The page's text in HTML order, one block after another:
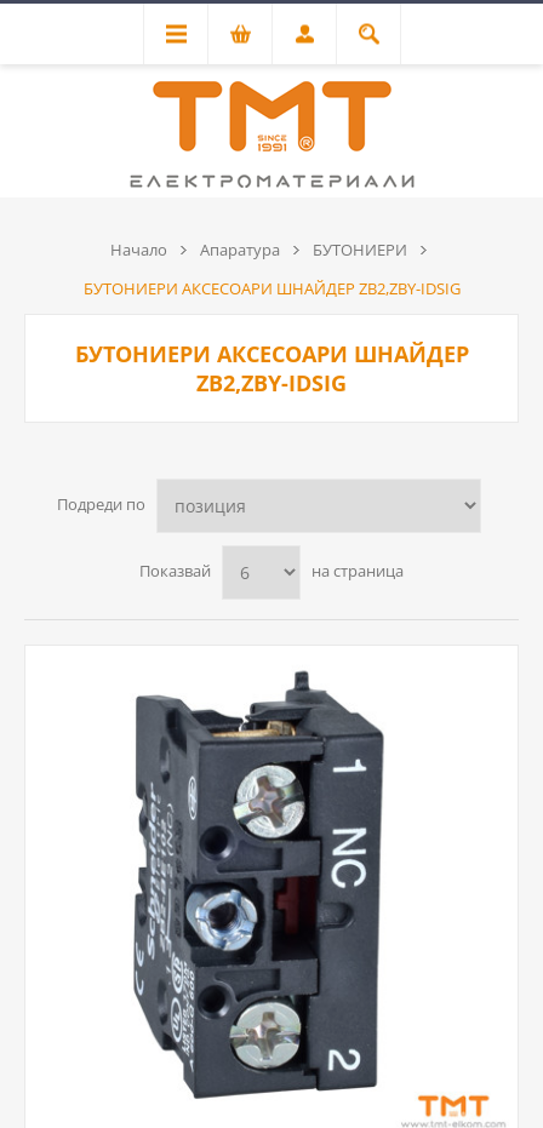
Начало Апаратура
БУТОНИЕРИ
БУТОНИЕРИ АКСЕСОАРИ ШНАЙДЕР ZB2,ZBY-IDSIG
БУТОНИЕРИ АКСЕСОАРИ ШНАЙДЕР
ZB2,ZBY-IDSIG
Подреди по
Показвай на страница